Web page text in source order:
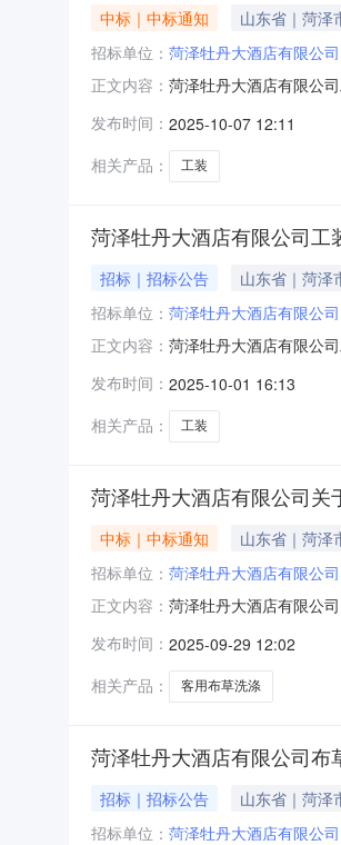
中标｜中标通知 山东省｜菏泽
招标单位： 菏泽牡丹大酒店有限公司
正文内容： 菏泽牡丹大酒店有限公
林经理电话：0530-
发布时间： 2025-10-07 12:11
相关产品：
工装
菏泽牡丹大酒店有限公司工
招标｜招标公告 山东省｜菏泽
招标单位： 菏泽牡丹大酒店有限公司
正文内容： 菏泽牡丹大酒店有限公
男式西裤22条、男式长
发布时间： 2025-10-01 16:13
相关产品：
工装
菏泽牡丹大酒店有限公司
中标｜中标通知 山东省｜菏泽
招标单位： 菏泽牡丹大酒店有限公司
正文内容： 菏泽牡丹大酒店有限公
酒店有限公司地址：菏
发布时间： 2025-09-29 12:02
相关产品：
客用布草洗涤
菏泽牡丹大酒店有限公司布
招标｜招标公告 山东省｜菏泽
招标单位： 菏泽牡丹大酒店有限公司